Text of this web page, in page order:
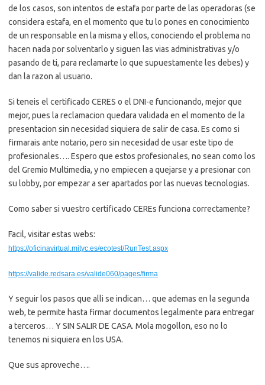
de los casos, son intentos de estafa por parte de las operadoras (se
considera estafa, en el momento que tu lo pones en conocimiento
de un responsable en la misma y ellos, conociendo el problema no
hacen nada por solventarlo y siguen las vias administrativas y/o
pasando de ti, para reclamarte lo que supuestamente les debes) y
dan la razon al usuario.
Si teneis el certificado CERES o el DNI-e funcionando, mejor que
mejor, pues la reclamacion quedara validada en el momento de la
presentacion sin necesidad siquiera de salir de casa. Es como si
firmarais ante notario, pero sin necesidad de usar este tipo de
profesionales…. Espero que estos profesionales, no sean como los
del Gremio Multimedia, y no empiecen a quejarse y a presionar con
su lobby, por empezar a ser apartados por las nuevas tecnologias.
Como saber si vuestro certificado CEREs funciona correctamente?
Facil, visitar estas webs:
https://oficinavirtual.mityc.es/ecotest/RunTest.aspx
https://valide.redsara.es/valide060/pages/firma
Y seguir los pasos que alli se indican… que ademas en la segunda
web, te permite hasta firmar documentos legalmente para entregar
a terceros… Y SIN SALIR DE CASA. Mola mogollon, eso no lo
tenemos ni siquiera en los USA.
Que sus aproveche….